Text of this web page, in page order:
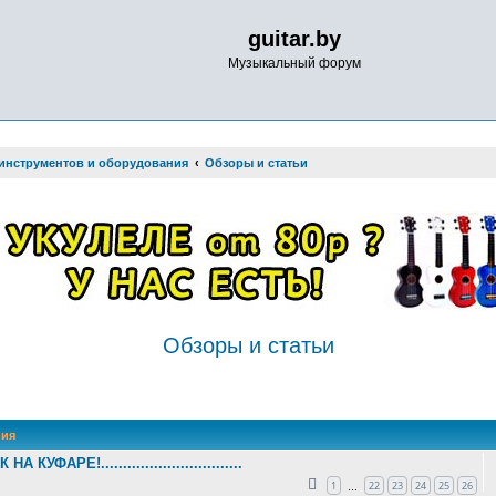
guitar.by
Музыкальный форум
и оборудования
Обзоры и статьи
Обзоры и статьи
НА КУФАРЕ!................................
1 22 23 24 25 26